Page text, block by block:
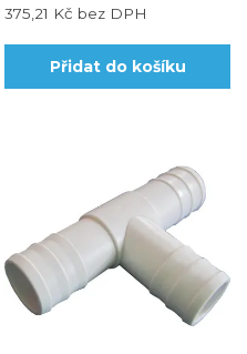
375,21 Kč bez DPH
Přidat do košíku